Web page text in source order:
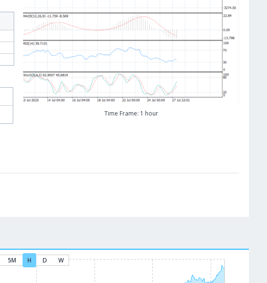
Time Frame: 1 hour
5M H D W